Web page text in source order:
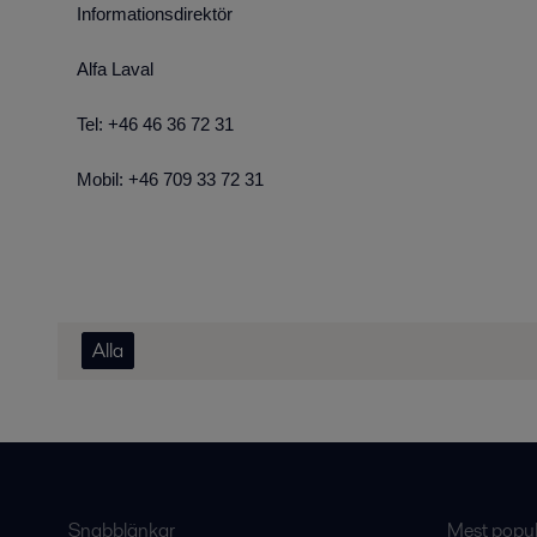
Informationsdirektör
Alfa Laval
Tel: +46 46 36 72 31
Mobil: +46 709 33 72 31
Alla
Snabblänkar Mest